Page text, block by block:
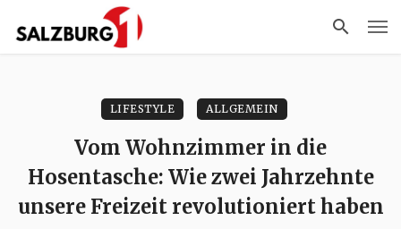
LIFESTYLE ALLGEMEIN
Vom Wohnzimmer in die
Hosentasche: Wie zwei Jahrzehnte
unsere Freizeit revolutioniert haben